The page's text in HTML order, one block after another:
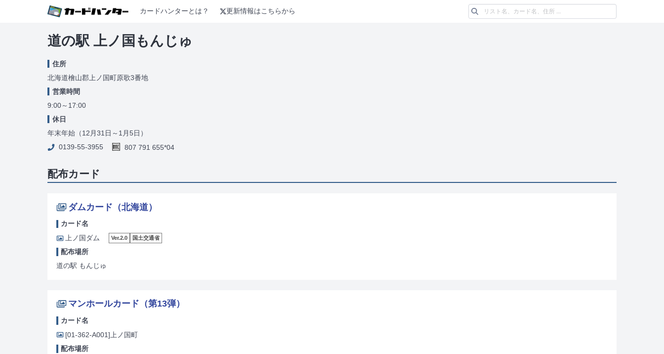
カードハンターとは？ 更新情報はこちらから
道の駅 上ノ国もんじゅ
住所
北海道檜山郡上ノ国町原歌3番地
営業時間
9:00～17:00
休日
年末年始（12月31日～1月5日）
0139-55-3955
807 791 655*04
配布カード
ダムカード（北海道）
カード名
上ノ国ダム
Ver.2.0 国土交通省
配布場所
道の駅 もんじゅ
マンホールカード（第13弾）
カード名
[01-362-A001] 上ノ国町
配布場所